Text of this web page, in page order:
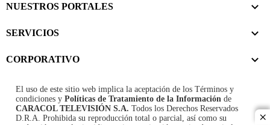
NUESTROS PORTALES
SERVICIOS
CORPORATIVO
El uso de este sitio web implica la aceptación de los Términos y
condiciones y Políticas de Tratamiento de la Información de
CARACOL TELEVISIÓN S.A. Todos los Derechos Reservados
D.R.A. Prohibida su reproducción total o parcial, así como su